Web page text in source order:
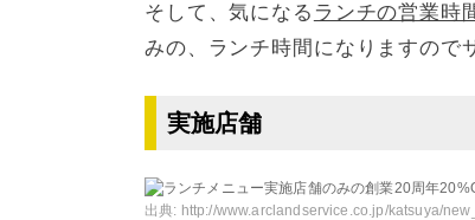
そして、気になる ランチの営業時
みの、ランチ時間になりますので
実施店舗
出典: http://www.arclandservice.co.jp/katsuya/